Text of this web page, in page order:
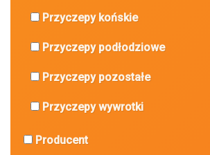
Przyczepy końskie
Przyczepy podłodziowe
Przyczepy pozostałe
Przyczepy wywrotki
Producent